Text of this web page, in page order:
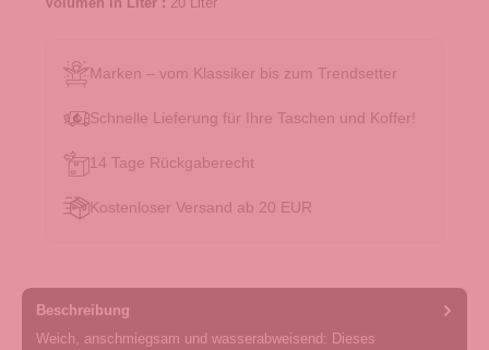
Marken – vom Klassiker bis zum Trendsetter
Schnelle Lieferung für Ihre Taschen und Koffer!
14 Tage Rückgaberecht
Kostenloser Versand ab 20 EUR
Beschreibung
Weich, anschmiegsam und wasserabweisend: Dieses